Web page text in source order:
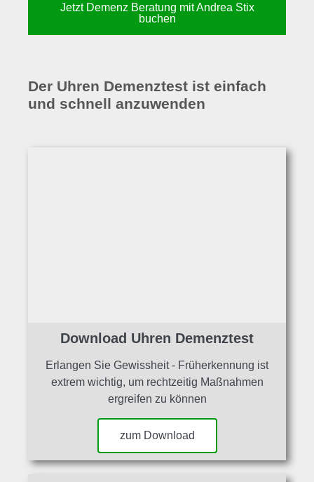
Jetzt Demenz Beratung mit Andrea Stix
buchen
Der Uhren Demenztest ist einfach
und schnell anzuwenden
Download Uhren Demenztest
Erlangen Sie Gewissheit - Früherkennung ist
extrem wichtig, um rechtzeitig Maßnahmen
ergreifen zu können
zum Download